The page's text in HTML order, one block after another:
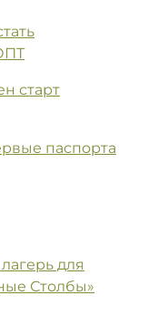
старт
паспорта
для
Столбы»